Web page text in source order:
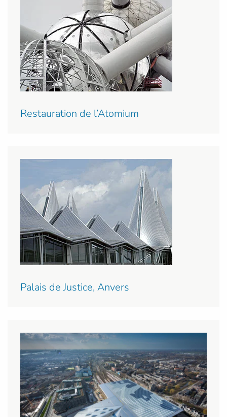
Restauration de l’Atomium
Palais de Justice, Anvers